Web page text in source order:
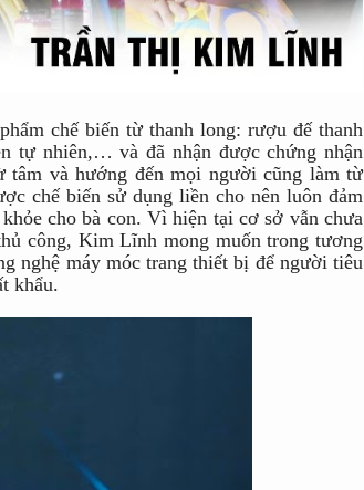
chế biến từ thanh long: rượu đế thanh
tự nhiên,… và đã nhận được chứng nhận
và hướng đến mọi người cũng làm từ
chế biến sử dụng liền cho nên luôn đảm
cho bà con. Vì hiện tại cơ sở vẫn chưa
công, Kim Lĩnh mong muốn trong tương
nghệ máy móc trang thiết bị để người tiêu
khẩu.